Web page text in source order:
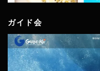
ガイド会